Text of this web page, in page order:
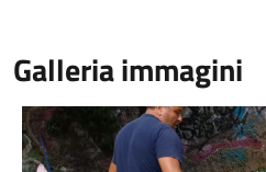
Galleria immagini